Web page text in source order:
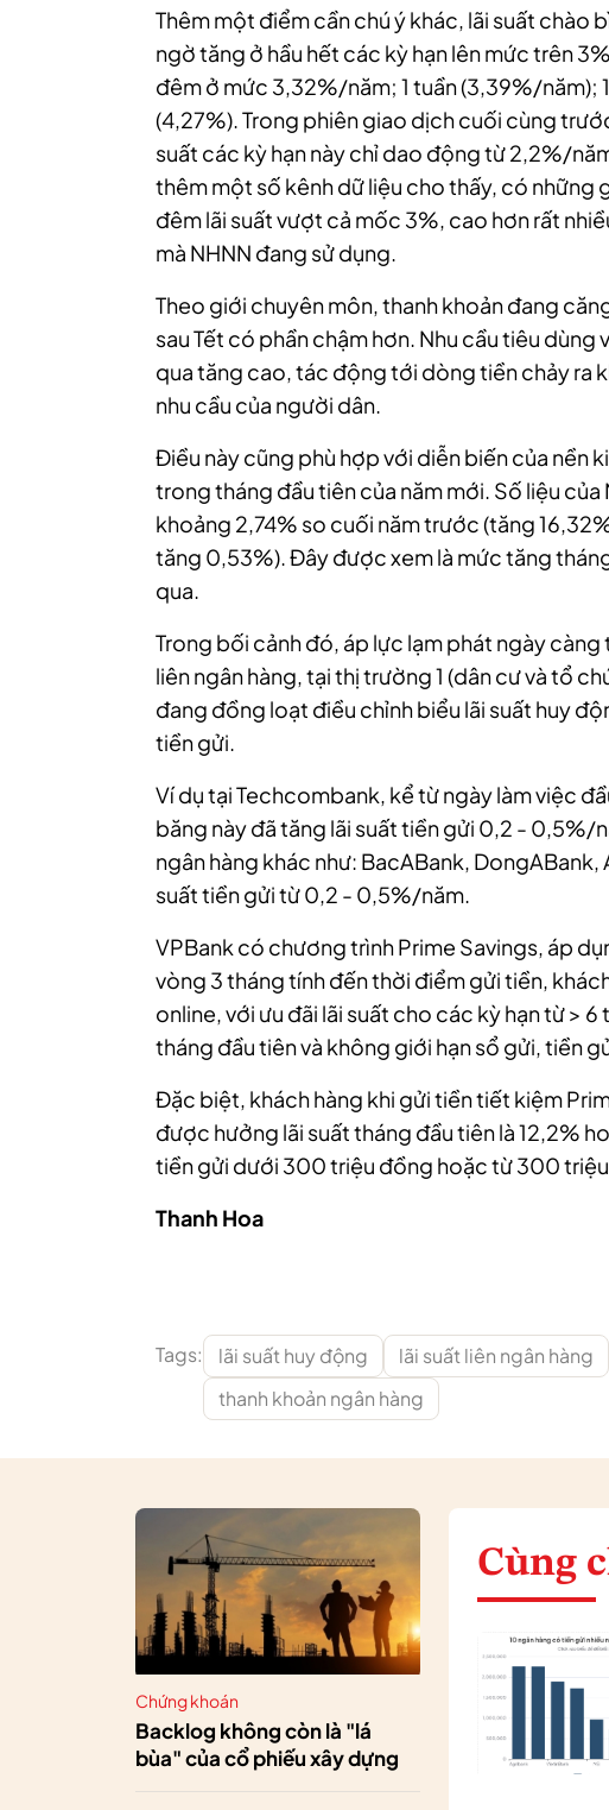
Thêm một điểm cần chú ý khác, lãi suất chào
ngờ tăng ở hầu hết các kỳ hạn lên mức trên
đêm ở mức 3,32%/năm; 1 tuần (3,39%/năm);
(4,27%). Trong phiên giao dịch cuối cùng
suất các kỳ hạn này chỉ dao động từ 2,2%/
thêm một số kênh dữ liệu cho thấy, có những
đêm lãi suất vượt cả mốc 3%, cao hơn rất
mà NHNN đang sử dụng.
Theo giới chuyên môn, thanh khoản đang
sau Tết có phần chậm hơn. Nhu cầu tiêu dùng
qua tăng cao, tác động tới dòng tiền chảy ra
nhu cầu của người dân.
Điều này cũng phù hợp với diễn biến của nền
trong tháng đầu tiên của năm mới. Số liệu
khoảng 2,74% so cuối năm trước (tăng
tăng 0,53%). Đây được xem là mức tăng
qua.
Trong bối cảnh đó, áp lực lạm phát ngày
liên ngân hàng, tại thị trường 1 (dân cư và tổ
đang đồng loạt điều chỉnh biểu lãi suất huy
tiền gửi.
Ví dụ tại Techcombank, kể từ ngày làm việc
băng này đã tăng lãi suất tiền gửi 0,2 - 0,5%/
ngân hàng khác như: BacABank,
suất tiền gửi từ 0,2 - 0,5%/năm.
VPBank có chương trình Prime Savings, áp
vòng 3 tháng tính đến thời điểm gửi tiền,
online, với ưu đãi lãi suất cho các kỳ hạn từ >
tháng đầu tiên và không giới hạn sổ gửi, tiền
Đặc biệt, khách hàng khi gửi tiền tiết kiệm
được hưởng lãi suất tháng đầu tiên là 12,2%
tiền gửi dưới 300 triệu đồng hoặc từ 300
Thanh Hoa
Tags: lãi suất huy động lãi suất liên ngân hàng
thanh khoản ngân hàng
Chứng khoán
Backlog không còn là "lá
bùa" của cổ phiếu xây dựng
Cùng